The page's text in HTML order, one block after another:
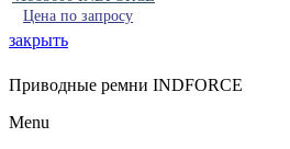
Цена по запросу
закрыть
Приводные ремни INDFORCE
Menu